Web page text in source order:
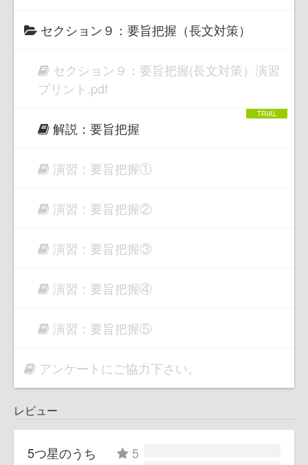
セクション９：要旨把握（長文対策）
セクション９：要旨把握(長文対策）演習
プリント.pdf
解説：要旨把握
演習：要旨把握①
演習：要旨把握②
演習：要旨把握③
演習：要旨把握④
演習：要旨把握⑤
アンケートにご協力下さい。
レビュー
5つ星のうち
5